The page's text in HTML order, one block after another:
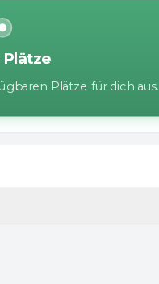
Plätze für dich aus.